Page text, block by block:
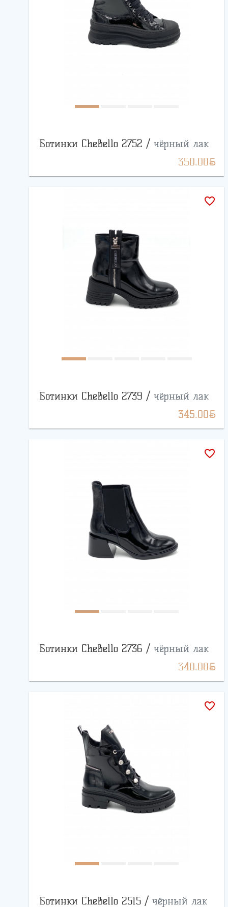
Ботинки CheBello 2752 / чёрный лак
350.00BYN
favorite_border
Ботинки CheBello 2739 / чёрный лак
345.00BYN
favorite_border
Ботинки CheBello 2736 / чёрный лак
340.00BYN
favorite_border
Ботинки CheBello 2515 / чёрный лак